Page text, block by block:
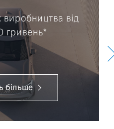
від
гривень*
більше